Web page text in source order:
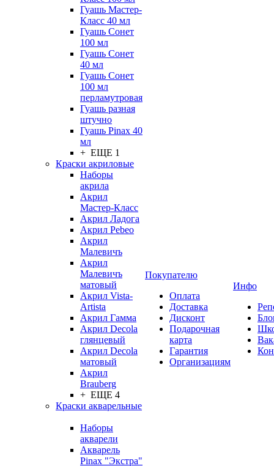
Гуашь Мастер-
Класс 40 мл
Гуашь Сонет
100 мл
Гуашь Сонет
40 мл
Гуашь Сонет
100 мл
перламутровая
Гуашь разная
штучно
Гуашь Pinax 40
мл
+ ЕЩЕ 1
Краски акриловые
Наборы
акрила
Акрил
Мастер-Класс
Акрил Ладога
Акрил Pebeo
Акрил
Малевичъ
Акрил
Малевичъ
матовый
Акрил Vista-
Artista
Акрил Гамма
Акрил Decola
глянцевый
Акрил Decola
матовый
Акрил
Brauberg
+ ЕЩЕ 4
Краски акварельные
Наборы
акварели
Акварель
Pinax "Экстра"
Покупателю
Оплата
Доставка
Дисконт
Подарочная
карта
Гарантия
Организациям
Инфо